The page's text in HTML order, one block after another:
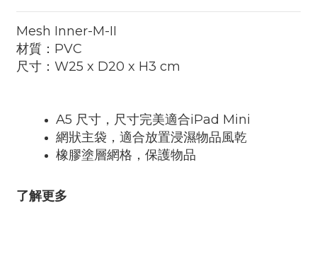
Mesh Inner-M-II
材質：PVC
尺寸：W25 x D20 x H3 cm
A5 尺寸，尺寸完美適合iPad Mini
網狀主袋，適合放置浸濕物品風乾
橡膠塗層網格，保護物品
了解更多